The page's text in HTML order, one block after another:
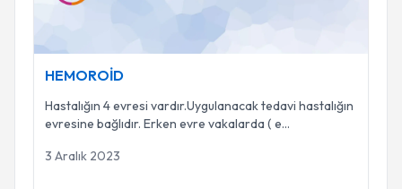
HEMOROİD
Hastalığın 4 evresi vardır.Uygulanacak tedavi hastalığın
evresine bağlıdır. Erken evre vakalarda ( e...
3 Aralık 2023